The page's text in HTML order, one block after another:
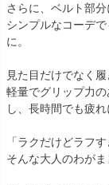
さらに、ベルト部
シンプルなコーデ
に。
見た目だけでなく
軽量でグリップ力
し、長時間でも疲れ
「ラクだけどラフす
そんな大人のわがま